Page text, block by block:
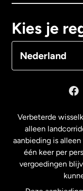
Kies je
Nederland
Maleisië
Verbeterde
alleen
aanbieding is
één keer per
vergoedingen